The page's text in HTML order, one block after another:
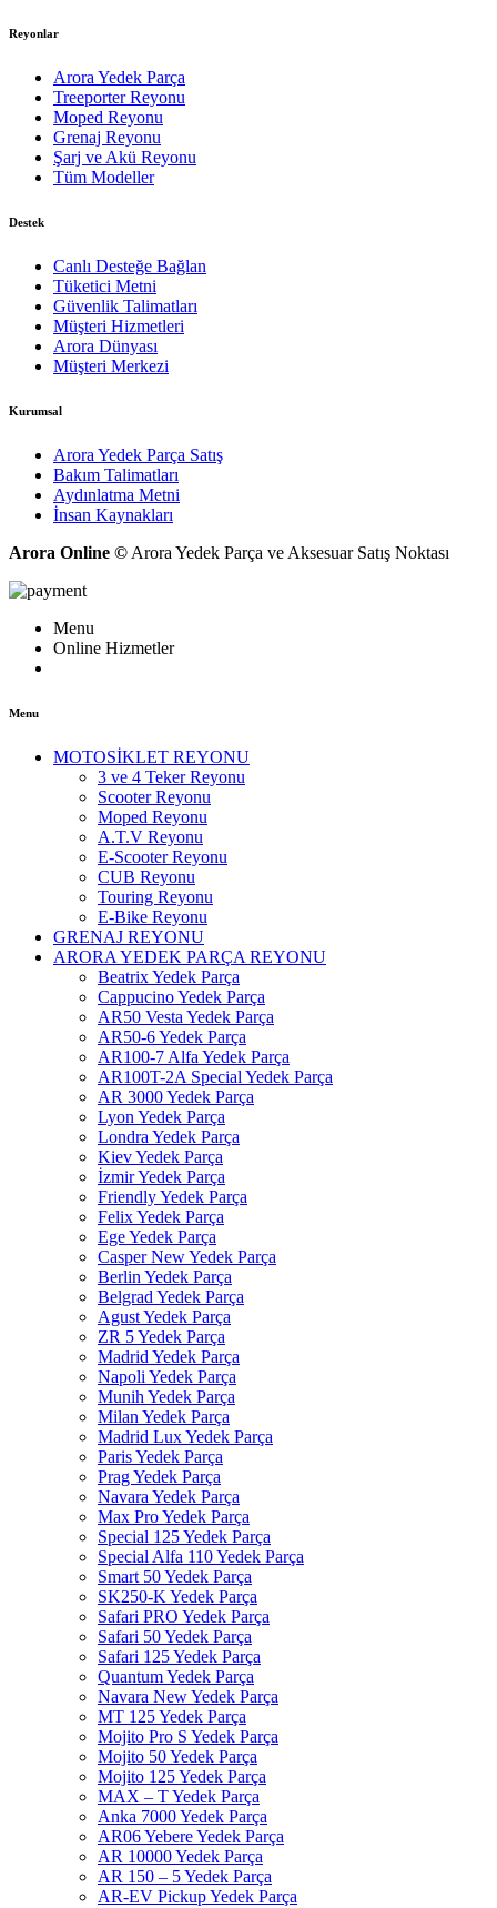
Reyonlar
Arora Yedek Parça
Treeporter Reyonu
Moped Reyonu
Grenaj Reyonu
Şarj ve Akü Reyonu
Tüm Modeller
Destek
Canlı Desteğe Bağlan
Tüketici Metni
Güvenlik Talimatları
Müşteri Hizmetleri
Arora Dünyası
Müşteri Merkezi
Kurumsal
Arora Yedek Parça Satış
Bakım Talimatları
Aydınlatma Metni
İnsan Kaynakları
Arora Online © Arora Yedek Parça ve Aksesuar Satış Noktası
Menu
Online Hizmetler
Menu
MOTOSİKLET REYONU
3 ve 4 Teker Reyonu
Scooter Reyonu
Moped Reyonu
A.T.V Reyonu
E-Scooter Reyonu
CUB Reyonu
Touring Reyonu
E-Bike Reyonu
GRENAJ REYONU
ARORA YEDEK PARÇA REYONU
Beatrix Yedek Parça
Cappucino Yedek Parça
AR50 Vesta Yedek Parça
AR50-6 Yedek Parça
AR100-7 Alfa Yedek Parça
AR100T-2A Special Yedek Parça
AR 3000 Yedek Parça
Lyon Yedek Parça
Londra Yedek Parça
Kiev Yedek Parça
İzmir Yedek Parça
Friendly Yedek Parça
Felix Yedek Parça
Ege Yedek Parça
Casper New Yedek Parça
Berlin Yedek Parça
Belgrad Yedek Parça
Agust Yedek Parça
ZR 5 Yedek Parça
Madrid Yedek Parça
Napoli Yedek Parça
Munih Yedek Parça
Milan Yedek Parça
Madrid Lux Yedek Parça
Paris Yedek Parça
Prag Yedek Parça
Navara Yedek Parça
Max Pro Yedek Parça
Special 125 Yedek Parça
Special Alfa 110 Yedek Parça
Smart 50 Yedek Parça
SK250-K Yedek Parça
Safari PRO Yedek Parça
Safari 50 Yedek Parça
Safari 125 Yedek Parça
Quantum Yedek Parça
Navara New Yedek Parça
MT 125 Yedek Parça
Mojito Pro S Yedek Parça
Mojito 50 Yedek Parça
Mojito 125 Yedek Parça
MAX – T Yedek Parça
Anka 7000 Yedek Parça
AR06 Yebere Yedek Parça
AR 10000 Yedek Parça
AR 150 – 5 Yedek Parça
AR-EV Pickup Yedek Parça